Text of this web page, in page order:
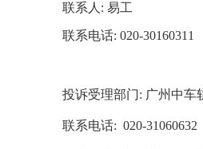
联系人: 易工
联系电话: 020-30160311
投诉受理部门 : 广州中车
联系电话: 020-31060632